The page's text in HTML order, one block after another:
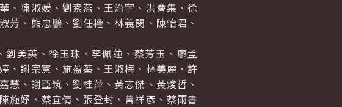
、陳淑媛、劉素燕、王治宇、洪會集、徐
芳、熊忠鵬、劉任權、林義閔、陳怡君、
美英、徐玉珠、李佩蓮、蔡芳玉、廖孟
、謝宗憲、施盈蓁、王淑梅、林美麗、許
慧、謝亞筑、劉桂萍、黃志傑、黃焌哲、
施妤、蔡宜倩、張登封、曾祥彥、蔡雨書